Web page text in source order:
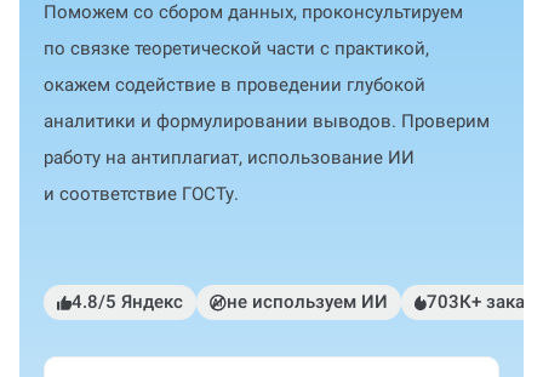
Поможем со сбором данных, проконсультируем
по связке теоретической части с практикой,
окажем содействие в проведении глубокой
аналитики и формулировании выводов. Проверим
работу на антиплагиат, использование ИИ
и соответствие ГОСТу.
4.8/5 Яндекс не используем ИИ 703К+